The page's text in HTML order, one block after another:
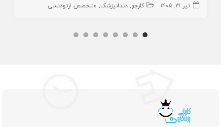
تیر ۳۱, ۱۴۰۵ کارجو دندانپزشک متخصص ارتودنسی